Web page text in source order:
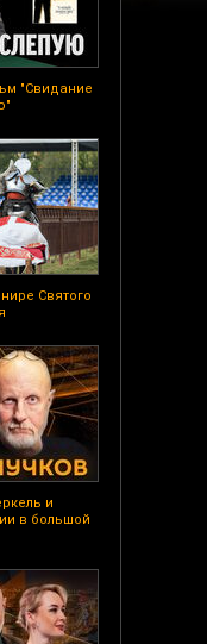
"Свидание
Святого
и
в большой